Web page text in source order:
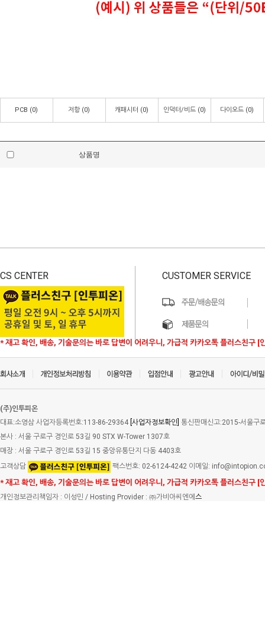
PCB (0) 저항 (0) 캐패시터 (0) 인덕터/비드 (0) 다이오드 (0)
상품명
CS CENTER
* 재고 확인, 배송, 기술문의는 바로 답변이 어려우니, 가급적 카카오톡 플러스친구 [
CUSTOMER SERVICE
(주)인투피온
대표:소영삼 사업자등록번호:113-86-29364 [사업자정보확인] 통신판매신고:2015-서울구
본사 : 서울 구로구 경인로 53길 90 STX W-Tower 1307호
매장 : 서울 구로구 경인로 53길 15 중앙유통단지 다동 4403호
고객상담
팩스번호: 02-6124-4242 이메일:
* 재고 확인, 배송, 기술문의는 바로 답변이 어려우니, 가급적 카카오톡 플러스친구 [
개인정보관리책임자 : 이성민 / Hosting Provider : ㈜가비아씨엔에 스